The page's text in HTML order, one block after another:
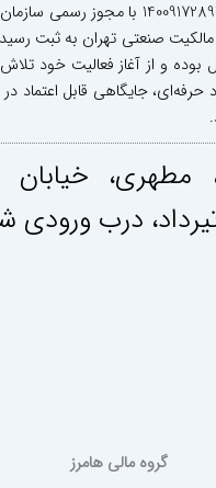
558797 و شناسه ملی 14009172891 با
صنعتی تهران به ثبت
بوده و از آغاز فعالیت خود
جایگاهی قابل اعتماد در
مطهری، خيابان
درب ورودی
گروه مالی هامرز